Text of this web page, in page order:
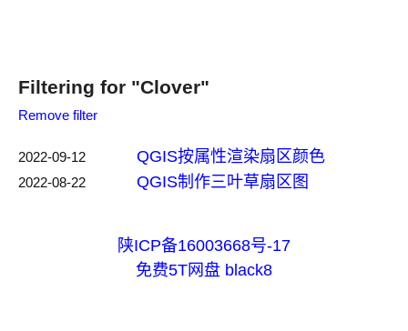
Filtering for "Clover"
Remove filter
2022-09-12 QGIS按属性渲染扇区颜色
2022-08-22 QGIS制作三叶草扇区图
陕ICP备16003668号-17
免费5T网盘 black8